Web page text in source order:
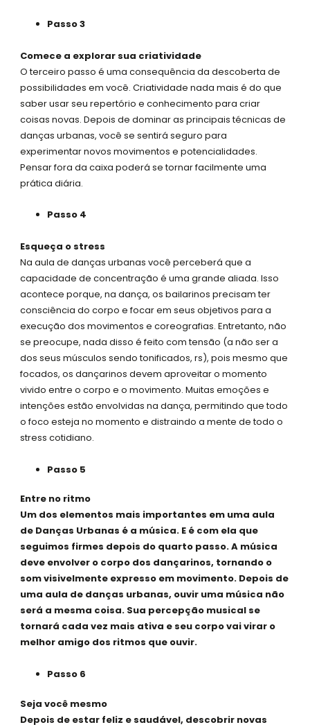
Passo 3
Comece a explorar sua criatividade
O terceiro passo é uma consequência da descoberta de
possibilidades em você. Criatividade nada mais é do que
saber usar seu repertório e conhecimento para criar
coisas novas. Depois de dominar as principais técnicas de
danças urbanas, você se sentirá seguro para
experimentar novos movimentos e potencialidades.
Pensar fora da caixa poderá se tornar facilmente uma
prática diária.
Passo 4
Esqueça o stress
Na aula de danças urbanas você perceberá que a
capacidade de concentração é uma grande aliada. Isso
acontece porque, na dança, os bailarinos precisam ter
consciência do corpo e focar em seus objetivos para a
execução dos movimentos e coreografias. Entretanto, não
se preocupe, nada disso é feito com tensão (a não ser a
dos seus músculos sendo tonificados, rs), pois mesmo que
focados, os dançarinos devem aproveitar o momento
vivido entre o corpo e o movimento. Muitas emoções e
intenções estão envolvidas na dança, permitindo que todo
o foco esteja no momento e distraindo a mente de todo o
stress cotidiano.
Passo 5
Entre no ritmo
Um dos elementos mais importantes em uma aula
de Danças Urbanas é a música. E é com ela que
seguimos firmes depois do quarto passo. A música
deve envolver o corpo dos dançarinos, tornando o
som visivelmente expresso em movimento. Depois de
uma aula de danças urbanas, ouvir uma música não
será a mesma coisa. Sua percepção musical se
tornará cada vez mais ativa e seu corpo vai virar o
melhor amigo dos ritmos que ouvir.
Passo 6
Seja você mesmo
Depois de estar feliz e saudável, descobrir novas